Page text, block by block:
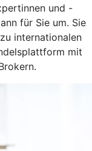
und -
für Sie um. Sie
internationalen
mit